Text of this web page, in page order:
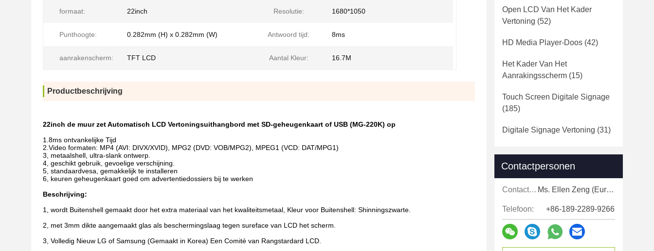
formaat: 22inch Resolutie: 1680*1050
Punthoogte: 0.282mm (H) x 0.282mm (W) Antwoord tijd: 8ms
aanrakenscherm: TFT LCD Aantal Kleur: 16.7M
Productbeschrijving
22inch de muur zet Automatisch LCD Vertoningsuithangbord met SD-geheugenkaart of USB (MG-220K) op
1.8ms ontvankelijke Tijd
2.Video formaten: MP4 (AVI: DIVX/XVID), MPG2 (DVD: VOB/MPG2), MPEG1 (VCD: DAT/MPG1)
3, metaalshell, ultra-slank ontwerp.
4, geschikt gebruik, gevoelige verschijning.
5, standaardvesa, gemakkelijk te installeren
6, keuren geheugenkaart goed om advertentiedossiers bij te werken
Beschrijving:
1, wordt Buitenshell gemaakt door het extra materiaal van het kwaliteitsmetaal, Kleur voor Buitenshell: Shinningszwarte.
2, met 3mm dikte aangemaakt glas als beschermingslaag tegen sureface van LCD het scherm.
3, Volledig Nieuw LG of Samsung (Gemaakt in Korea) Een Comité van Rangstardard LCD.
Open LCD Van Het Kader
Vertoning (52)
HD Media Player-Doos (42)
Het Kader Van Het
Aanrakingsscherm (15)
Touch Screen Digitale Signage
(185)
Digitale Signage Vertoning (31)
Contactpersonen
Contactpersonen: Ms. Ellen Zeng (Europe, North and Shouth America)
Telefoon: +86-189-2289-9266